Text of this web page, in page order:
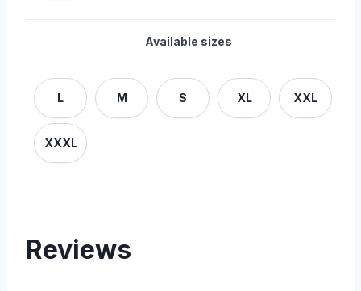
Available sizes
L M S XL XXL
XXXL
Reviews